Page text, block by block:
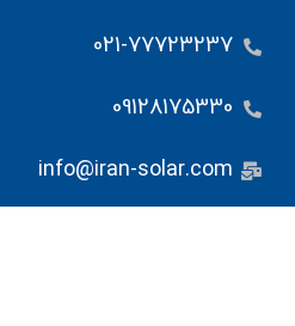
021-77723237
09128175330
info@iran-solar.com